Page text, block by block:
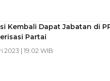
Kembali Dapat Jabatan di
Partai
2023 | 19:02 WIB